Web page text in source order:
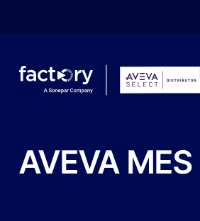
Qu'est-ce que vous cherchez ?
AVEVA MES